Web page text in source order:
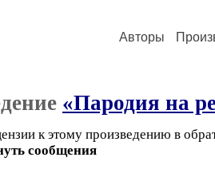
Авторы
«Пародия на
к этому произведению в
сообщения